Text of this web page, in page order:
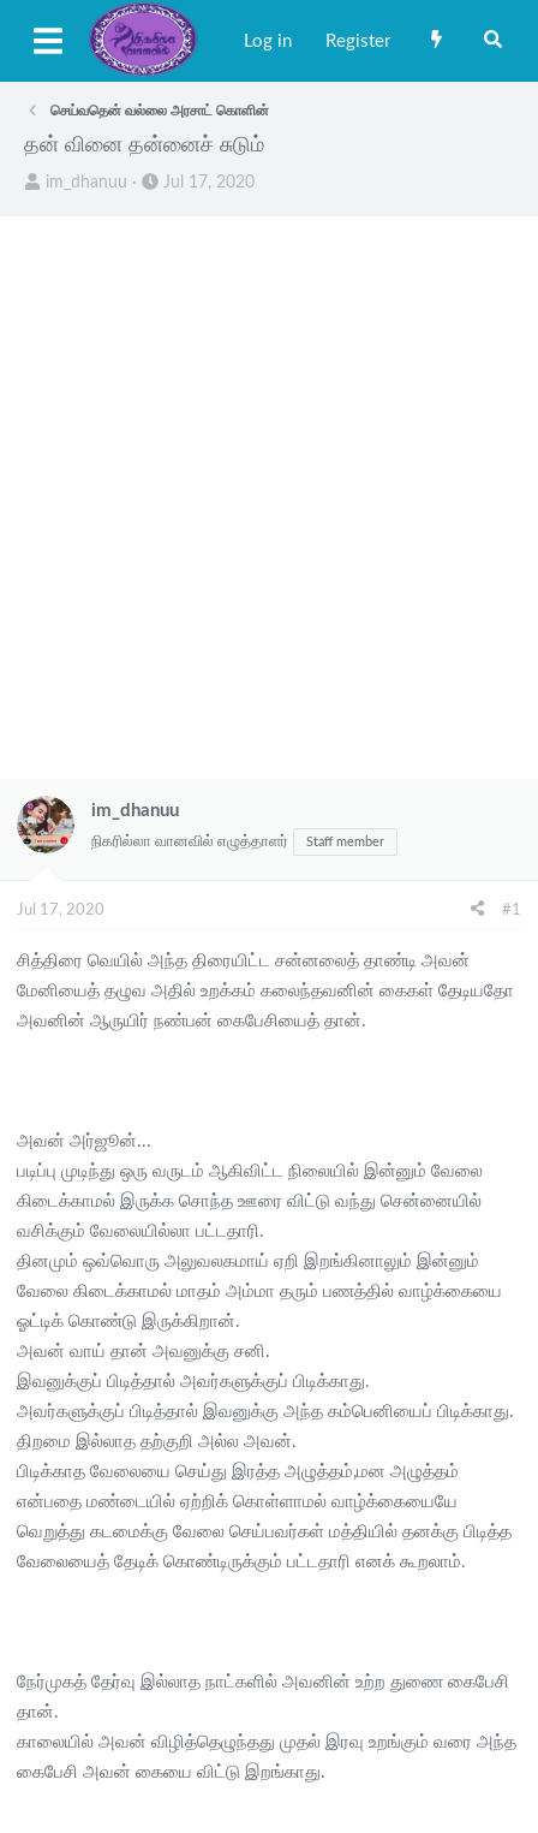
Log in Register
செய்வதென் வல்லை அரசாட் கொளின்
தன் வினை தன்னைச் சுடும்
T
im_dhanuu
S
Jul 17, 2020
im_dhanuu
நிகரில்லா வானவில் எழுத்தாளர் Staff member
Jul 17, 2020 #1
சித்திரை வெயில் அந்த திரையிட்ட சன்னலைத் தாண்டி அவன்
மேனியைத் தழுவ அதில் உறக்கம் கலைந்தவனின் கைகள் தேடியதோ
அவனின் ஆருயிர் நண்பன் கைபேசியைத் தான்.
அவன் அர்ஜூன்...
படிப்பு முடிந்து ஒரு வருடம் ஆகிவிட்ட நிலையில் இன்னும் வேலை
கிடைக்காமல் இருக்க சொந்த ஊரை விட்டு வந்து சென்னையில்
வசிக்கும் வேலையில்லா பட்டதாரி.
தினமும் ஒவ்வொரு அலுவலகமாய் ஏறி இறங்கினாலும் இன்னும்
வேலை கிடைக்காமல் மாதம் அம்மா தரும் பணத்தில் வாழ்க்கையை
ஓட்டிக் கொண்டு இருக்கிறான்.
அவன் வாய் தான் அவனுக்கு சனி.
இவனுக்குப் பிடித்தால் அவர்களுக்குப் பிடிக்காது.
அவர்களுக்குப் பிடித்தால் இவனுக்கு அந்த கம்பெனியைப் பிடிக்காது.
திறமை இல்லாத தற்குறி அல்ல அவன்.
பிடிக்காத வேலையை செய்து இரத்த அழுத்தம்,மன அழுத்தம்
என்பதை மண்டையில் ஏற்றிக் கொள்ளாமல் வாழ்க்கையையே
வெறுத்து கடமைக்கு வேலை செய்பவர்கள் மத்தியில் தனக்கு பிடித்த
வேலையைத் தேடிக் கொண்டிருக்கும் பட்டதாரி எனக் கூறலாம்.
நேர்முகத் தேர்வு இல்லாத நாட்களில் அவனின் உற்ற துணை கைபேசி
தான்.
காலையில் அவன் விழித்தெழுந்தது முதல் இரவு உறங்கும் வரை அந்த
கைபேசி அவன் கையை விட்டு இறங்காது.